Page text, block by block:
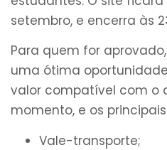
setembro, e encerra às
Para quem for
uma ótima
valor compatível com o
momento, e os
Vale-transporte;